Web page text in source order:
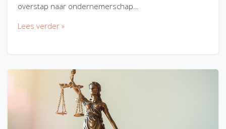
overstap naar ondernemerschap…
Lees verder »